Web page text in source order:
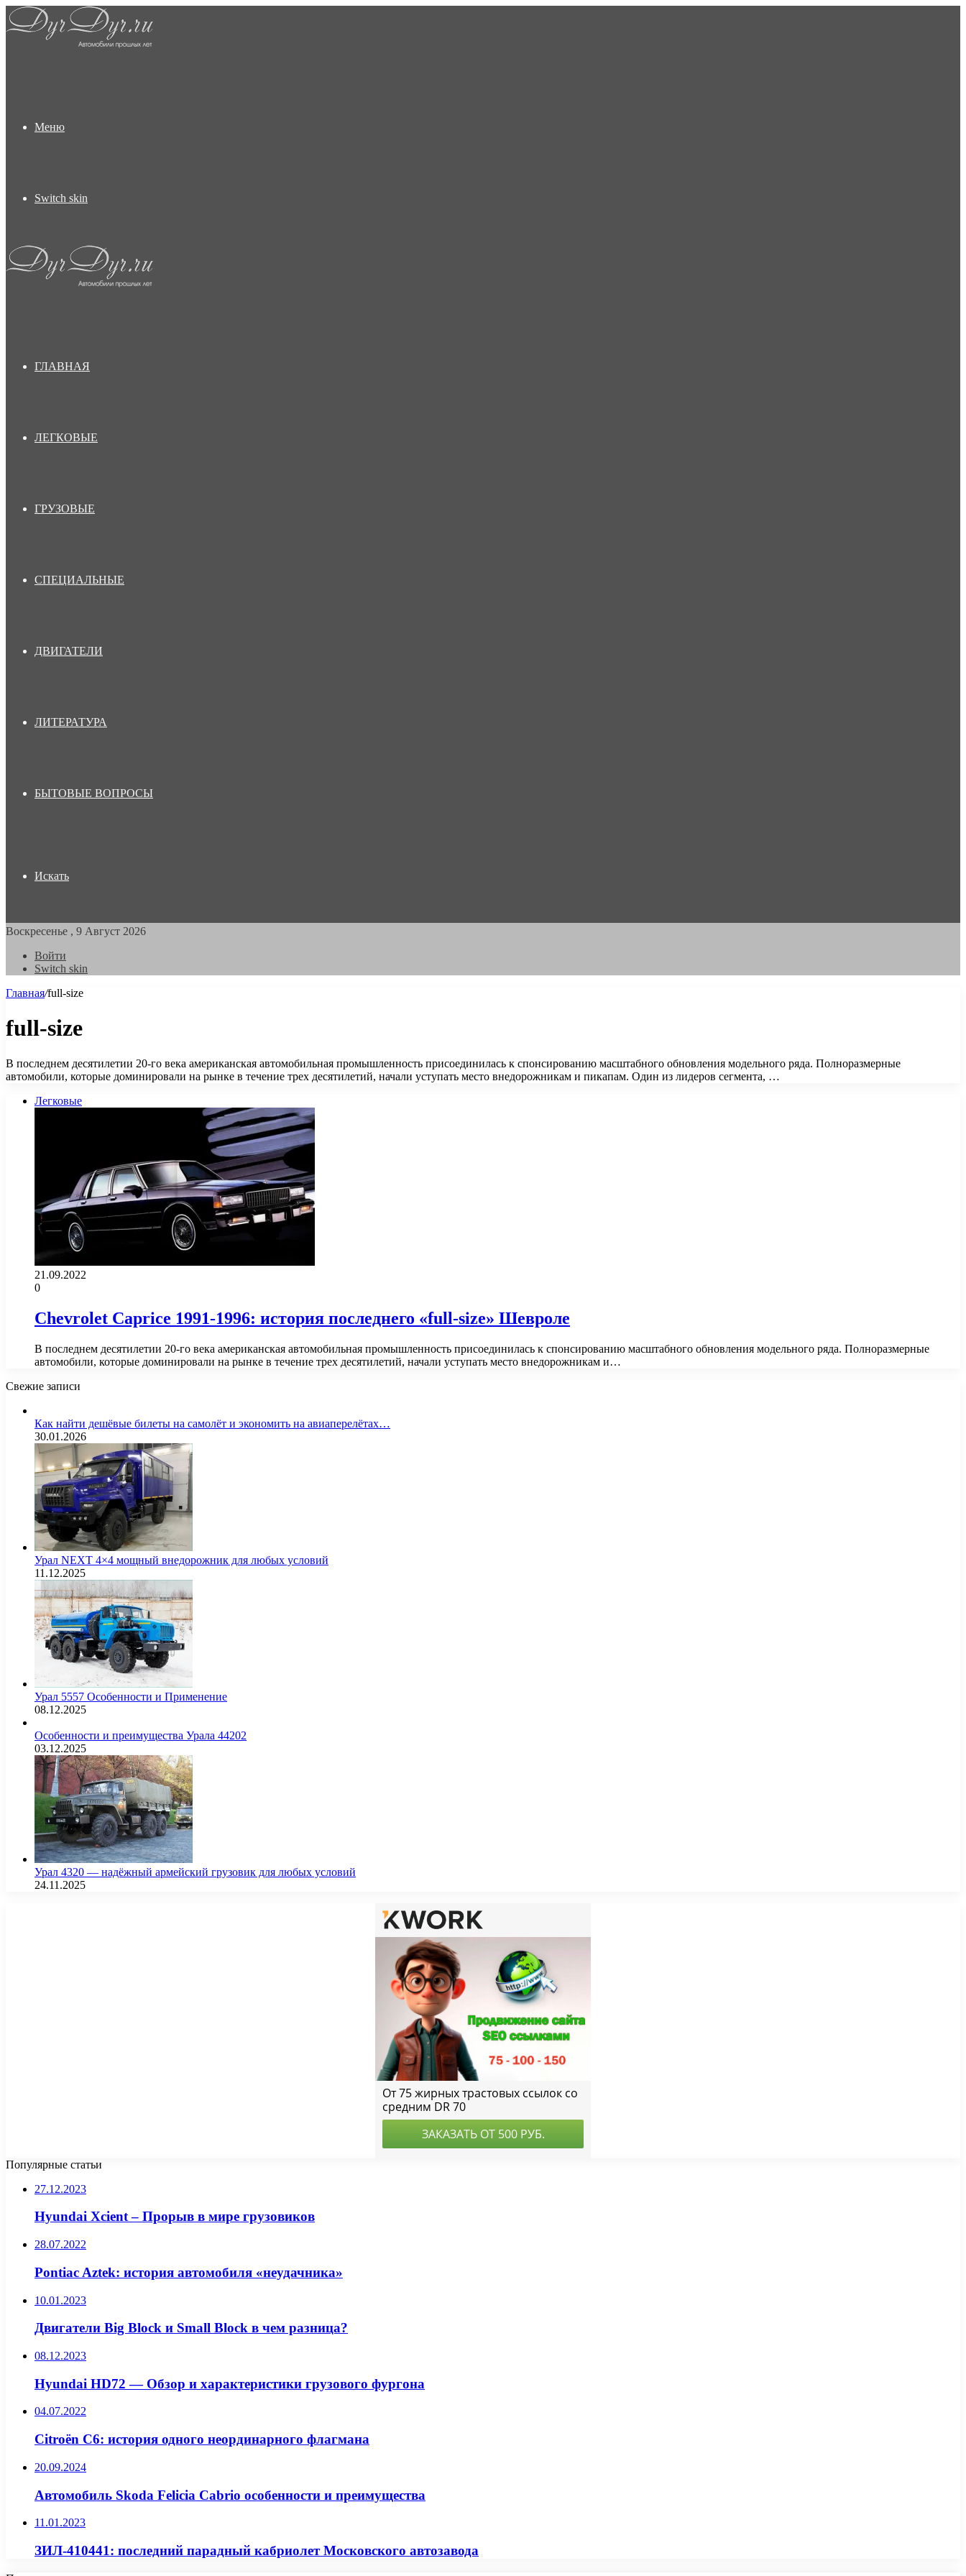
Меню
Switch skin
ГЛАВНАЯ
ЛЕГКОВЫЕ
ГРУЗОВЫЕ
СПЕЦИАЛЬНЫЕ
ДВИГАТЕЛИ
ЛИТЕРАТУРА
БЫТОВЫЕ ВОПРОСЫ
Искать
Воскресенье , 9 Август 2026
Войти
Switch skin
Главная/full-size
full-size
В последнем десятилетии 20-го века американская автомобильная промышленность присоединилась к спонсированию масштабного обновления модельного ряда. Полноразмерные
автомобили, которые доминировали на рынке в течение трех десятилетий, начали уступать место внедорожникам и пикапам. Один из лидеров сегмента, …
Легковые
21.09.2022
0
Chevrolet Caprice 1991-1996: история последнего «full-size» Шевроле
В последнем десятилетии 20-го века американская автомобильная промышленность присоединилась к спонсированию масштабного обновления модельного ряда. Полноразмерные
автомобили, которые доминировали на рынке в течение трех десятилетий, начали уступать место внедорожникам и…
Свежие записи
Как найти дешёвые билеты на самолёт и экономить на авиаперелётах…
30.01.2026
Урал NEXT 4×4 мощный внедорожник для любых условий
11.12.2025
Урал 5557 Особенности и Применение
08.12.2025
Особенности и преимущества Урала 44202
03.12.2025
Урал 4320 — надёжный армейский грузовик для любых условий
24.11.2025
Популярные статьи
27.12.2023
Hyundai Xcient – Прорыв в мире грузовиков
28.07.2022
Pontiac Aztek: история автомобиля «неудачника»
10.01.2023
Двигатели Big Block и Small Block в чем разница?
08.12.2023
Hyundai HD72 — Обзор и характеристики грузового фургона
04.07.2022
Citroën C6: история одного неординарного флагмана
20.09.2024
Автомобиль Skoda Felicia Cabrio особенности и преимущества
11.01.2023
ЗИЛ-410441: последний парадный кабриолет Московского автозавода